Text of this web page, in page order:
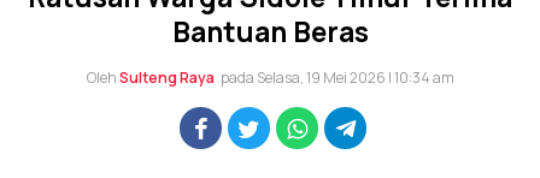
Bantuan Beras
OlehSulteng Raya pada Selasa, 19 Mei 2026 | 10:34 am